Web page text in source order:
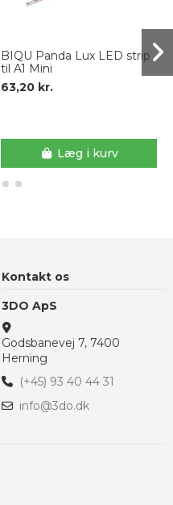
BIQU Panda Lux LED strip
til A1 Mini
63,20 kr.
Læg i kurv
Kontakt os
3DO ApS
Godsbanevej 7, 7400
Herning
(+45) 93 40 44 31
info@3do.dk